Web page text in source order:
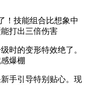
！技能组合比想象中
打出三倍伤害
时的变形特效绝了。
爆棚
手引导特别贴心。现